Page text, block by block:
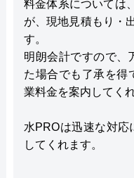
料金体系については
が、現地見積もり・
す。
明朗会計ですので、
た場合でも了承を得
業料金を案内してくれ
水PROは迅速な対応
してくれます。